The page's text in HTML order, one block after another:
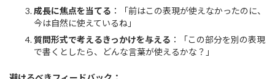
成長に焦点を当てる ：「前はこの表現が使えなかったのに、
今は自然に使えているね」
質問形式で考えるきっかけを与える ：「この部分を別の表現
で書くとしたら、どんな言葉が使えるかな？」